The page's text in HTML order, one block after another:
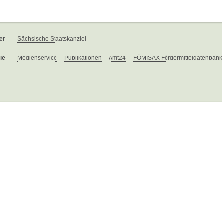
Sächsische Staatskanzlei
Medienservice Publikationen Amt24 FÖMISAX Fördermitteldatenbank